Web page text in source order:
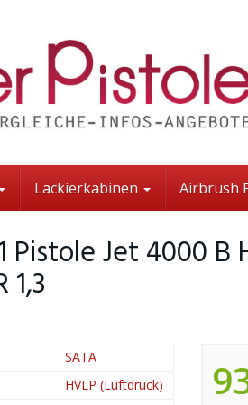
Lackierkabinen Airbrush
Pistole Jet 4000
SATA
HVLP (Luftdruck)